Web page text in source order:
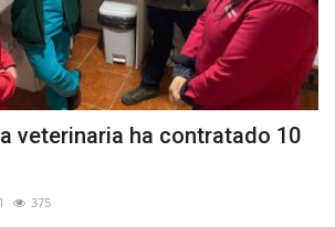
veterinaria ha contratado 10
375